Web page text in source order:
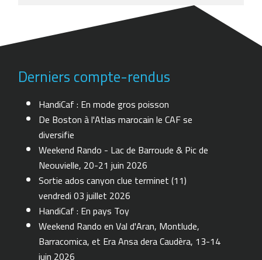
Derniers compte-rendus
HandiCaf : En mode gros poisson
De Boston à l'Atlas marocain le CAF se
diversifie
Weekend Rando - Lac de Barroude & Pic de
Neouvielle, 20-21 juin 2026
Sortie ados canyon clue terminet (11)
vendredi 03 juillet 2026
HandiCaf : En pays Toy
Weekend Rando en Val d'Aran, Montlude,
Barracomica, et Era Ansa dera Caudèra, 13-14